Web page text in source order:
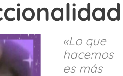
«Lo que
hacemos
es más